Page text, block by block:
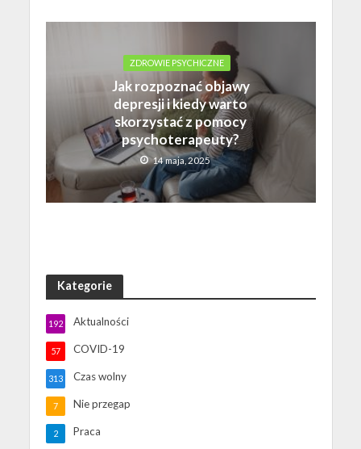
ZDROWIE PSYCHICZNE
Jak rozpoznać objawy
depresji i kiedy warto
skorzystać z pomocy
psychoterapeuty?
14 maja, 2025
Kategorie
Aktualności
192
COVID-19
57
Czas wolny
313
Nie przegap
7
Praca
2